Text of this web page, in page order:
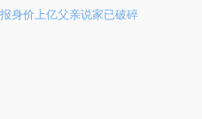
报身价上亿父亲说家已破碎